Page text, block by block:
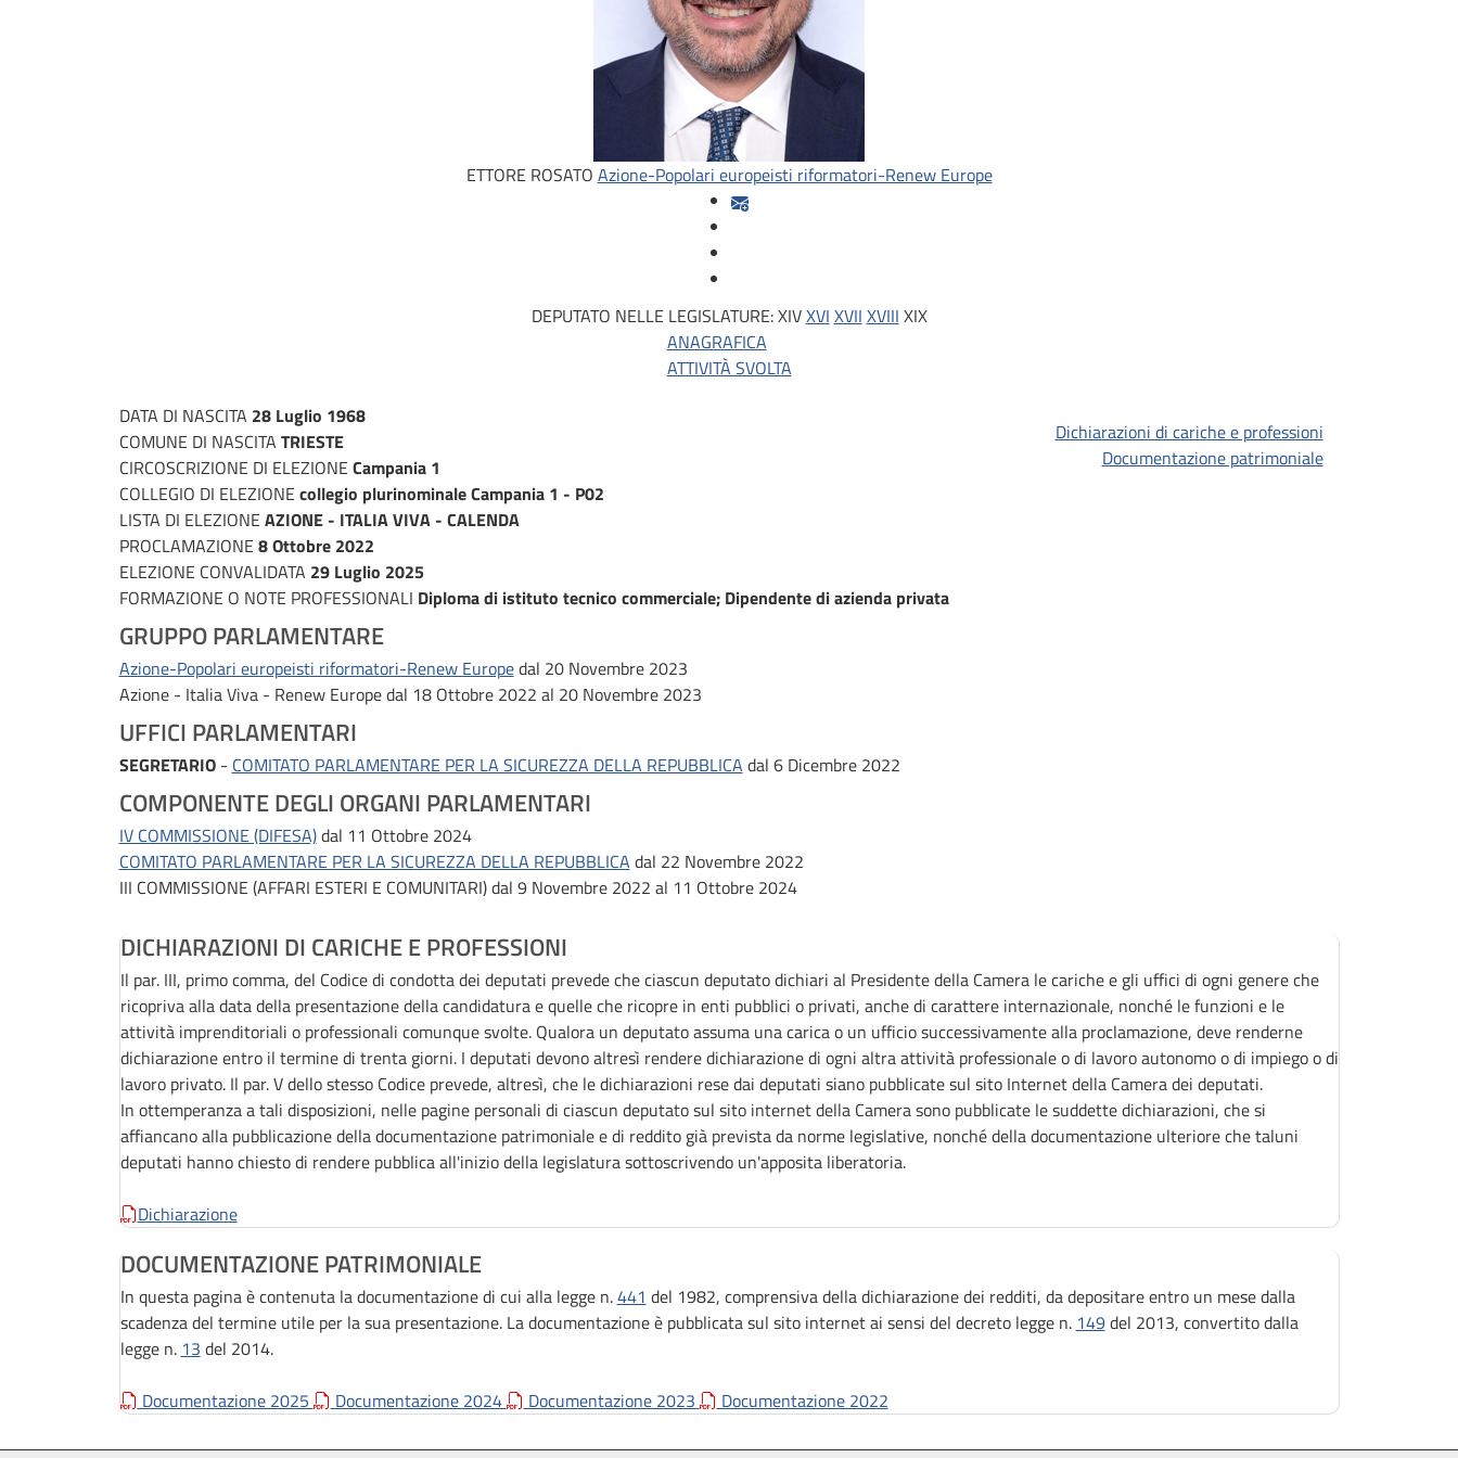
ETTORE ROSATO Azione-Popolari europeisti riformatori-Renew Europe
DEPUTATO NELLE LEGISLATURE:XIVXVI XVII XVIII XIX
ANAGRAFICA
ATTIVITÀ SVOLTA
DATA DI NASCITA 28 Luglio 1968
COMUNE DI NASCITA TRIESTE
CIRCOSCRIZIONE DI ELEZIONE Campania 1
COLLEGIO DI ELEZIONE collegio plurinominale Campania 1 - P02
LISTA DI ELEZIONE AZIONE - ITALIA VIVA - CALENDA
PROCLAMAZIONE 8 Ottobre 2022
ELEZIONE CONVALIDATA 29 Luglio 2025
FORMAZIONE O NOTE PROFESSIONALI Diploma di istituto tecnico commerciale; Dipendente di azienda privata
Dichiarazioni di cariche e professioni
Documentazione patrimoniale
GRUPPO PARLAMENTARE
Azione-Popolari europeisti riformatori-Renew Europedal 20 Novembre 2023
Azione - Italia Viva - Renew Europedal 18 Ottobre 2022 al 20 Novembre 2023
UFFICI PARLAMENTARI
SEGRETARIO- COMITATO PARLAMENTARE PER LA SICUREZZA DELLA REPUBBLICA dal 6 Dicembre 2022
COMPONENTE DEGLI ORGANI PARLAMENTARI
IV COMMISSIONE (DIFESA)dal 11 Ottobre 2024
COMITATO PARLAMENTARE PER LA SICUREZZA DELLA REPUBBLICA dal 22 Novembre 2022
III COMMISSIONE (AFFARI ESTERI E COMUNITARI)dal 9 Novembre 2022 al 11 Ottobre 2024
DICHIARAZIONI DI CARICHE E PROFESSIONI
Il par. III, primo comma, del Codice di condotta dei deputati prevede che ciascun deputato dichiari al Presidente della Camera le cariche e gli uffici di ogni genere che
ricopriva alla data della presentazione della candidatura e quelle che ricopre in enti pubblici o privati, anche di carattere internazionale, nonché le funzioni e le
attività imprenditoriali o professionali comunque svolte. Qualora un deputato assuma una carica o un ufficio successivamente alla proclamazione, deve renderne
dichiarazione entro il termine di trenta giorni. I deputati devono altresì rendere dichiarazione di ogni altra attività professionale o di lavoro autonomo o di impiego o di
lavoro privato. Il par. V dello stesso Codice prevede, altresì, che le dichiarazioni rese dai deputati siano pubblicate sul sito Internet della Camera dei deputati.
In ottemperanza a tali disposizioni, nelle pagine personali di ciascun deputato sul sito internet della Camera sono pubblicate le suddette dichiarazioni, che si
affiancano alla pubblicazione della documentazione patrimoniale e di reddito già prevista da norme legislative, nonché della documentazione ulteriore che taluni
deputati hanno chiesto di rendere pubblica all'inizio della legislatura sottoscrivendo un'apposita liberatoria.
Dichiarazione
DOCUMENTAZIONE PATRIMONIALE
In questa pagina è contenuta la documentazione di cui alla legge n.441 del 1982, comprensiva della dichiarazione dei redditi, da depositare entro un mese dalla
scadenza del termine utile per la sua presentazione. La documentazione è pubblicata sul sito internet ai sensi del decreto legge n. 149del 2013, convertito dalla
legge n. 13 del 2014.
Documentazione 2025
Documentazione 2024 Documentazione 2023 Documentazione 2022